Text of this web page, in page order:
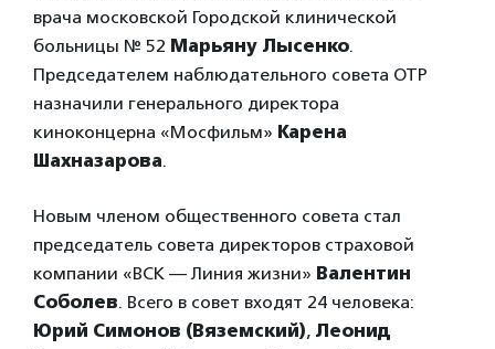
врача московской Городской клинической
больницы № 52 Марьяну Лысенко.
Председателем наблюдательного совета ОТР
назначили генерального директора
киноконцерна «Мосфильм» Карена
Шахназарова.
Новым членом общественного совета стал
председатель совета директоров страховой
компании «ВСК — Линия жизни» Валентин
Соболев. Всего в совет входят 24 человека:
Юрий Симонов (Вяземский), Леонид